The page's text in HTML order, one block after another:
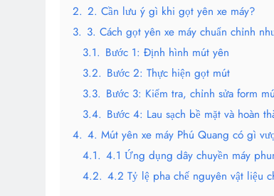
2. 2. Cần lưu ý gì khi gọt yên xe máy?
3. 3. Cách gọt yên xe máy chuẩn chỉnh
3.1. Bước 1: Định hình mút yên
3.2. Bước 2: Thực hiện gọt mút
3.3. Bước 3: Kiểm tra, chỉnh sửa form
3.4. Bước 4: Lau sạch bề mặt và hoàn
4. 4. Mút yên xe máy Phú Quang có gì
4.1. 4.1 Ứng dụng dây chuyền máy
4.2. 4.2 Tỷ lệ pha chế nguyên vật liệu